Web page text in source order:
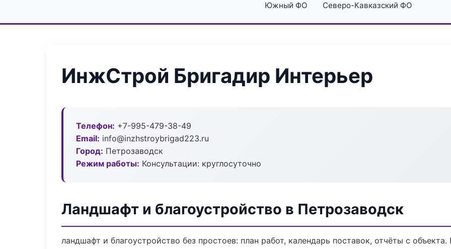
Южный ФО Северо-Кавказский ФО
ИнжСтрой Бригадир Интерьер
Телефон: +7-995-479-38-49
Email: info@inzhstroybrigad223.ru
Город: Петрозаводск
Режим работы: Консультации: круглосуточно
Ландшафт и благоустройство в Петрозаводск
ландшафт и благоустройство без простоев: план работ, календарь поставок, отчёты с